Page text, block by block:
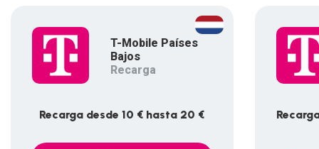
T-Mobile Países
Bajos
Recarga
Recarga desde 10 € hasta 20 €